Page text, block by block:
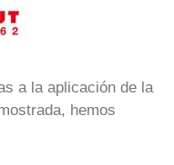
a la aplicación de la
hemos